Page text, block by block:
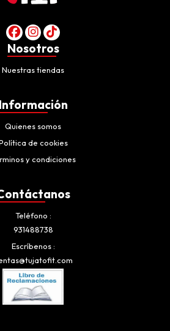
Nosotros
Nuestras tiendas
Información
Quienes somos
de cookies
y condiciones
Teléfono
931488738
Escríbenos